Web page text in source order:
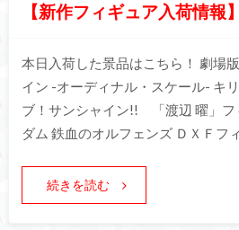
【新作フィギュア入荷情報】
本日入荷した景品はこちら！ 劇場
イン -オーディナル・スケール- キ
ブ！サンシャイン!! 「渡辺 曜」フ
ダム 鉄血のオルフェンズ ＤＸＦフ
続きを読む